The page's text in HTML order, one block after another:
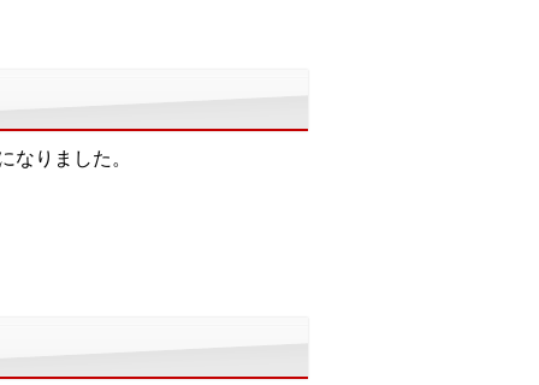
なりました。